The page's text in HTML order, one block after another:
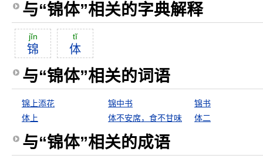
与“锦体”相关的字典解释
jĭn
锦
tĭ
体
与“锦体”相关的词语
锦上添花 锦中书
锦书
体上
体不安席，食不甘味 体二
与“锦体”相关的成语